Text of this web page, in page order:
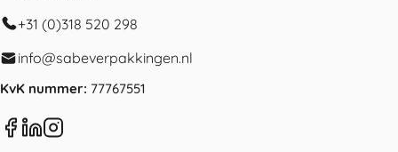
+31 (0)318 520 298
info@sabeverpakkingen.nl
KvK nummer: 77767551